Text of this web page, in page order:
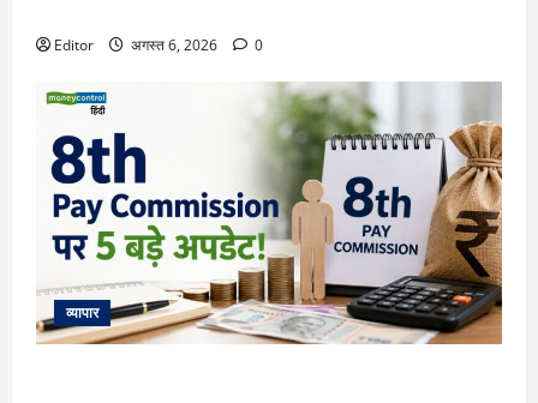
Editor अगस्त 6, 2026 0
व्यापार